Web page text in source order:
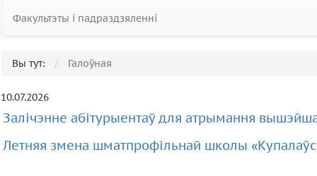
Факультэты і падраздзяленні
Вы тут: Галоўная
10.07.2026
Залічэнне абітурыентаў для атрымання
Летняя змена шматпрофільнай школы